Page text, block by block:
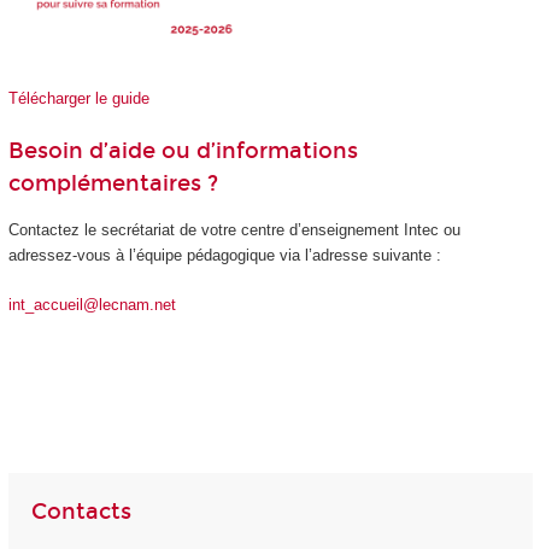
Télécharger le guide
Besoin d’aide ou d’informations
complémentaires ?
Contactez le secrétariat de votre centre d’enseignement Intec ou
adressez-vous à l’équipe pédagogique via l’adresse suivante :
int_accueil@lecnam.net
Contacts